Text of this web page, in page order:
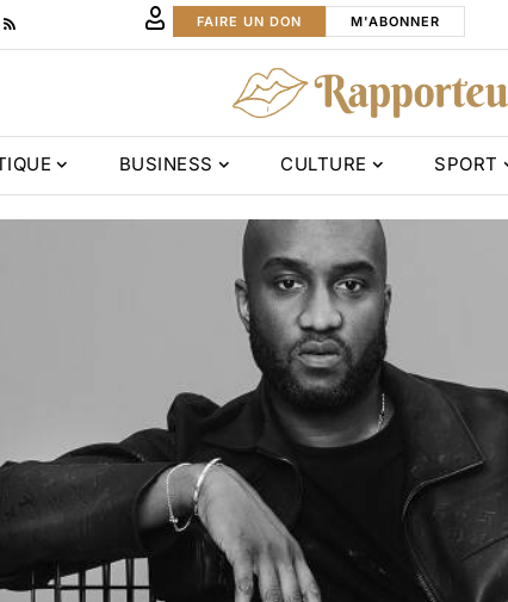
FAIRE UN DON M'ABONNER
BUSINESS CULTURE SPORT